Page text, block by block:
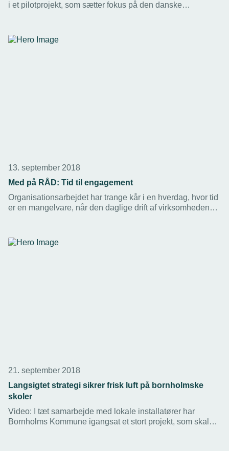
i et pilotprojekt, som sætter fokus på den danske
13. september 2018
Med på RÅD: Tid til engagement
Organisationsarbejdet har trange kår i en hverdag, hvor tid
er en mangelvare, når den daglige drift af virksomheden
21. september 2018
Langsigtet strategi sikrer frisk luft på bornholmske
skoler
Video: I tæt samarbejde med lokale installatører har
Bornholms Kommune igangsat et stort projekt, som skal